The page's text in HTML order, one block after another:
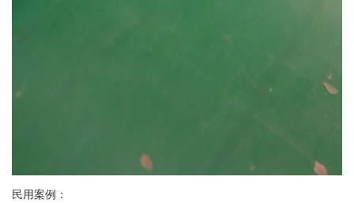
民用案例：